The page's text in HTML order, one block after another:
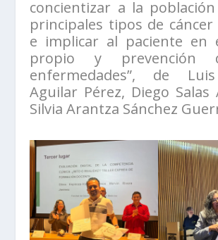
concientizar a la
principales tipos de cáncer
e implicar al paciente en
propio y prevención
enfermedades”, de
Aguilar Pérez, Diego Salas
Silvia Arantza Sánchez